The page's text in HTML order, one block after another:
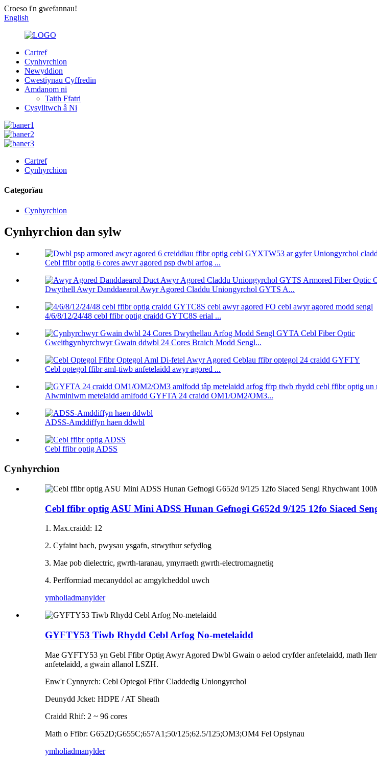
Croeso i'n gwefannau!
English
Cartref
Cynhyrchion
Newyddion
Cwestiynau Cyffredin
Amdanom ni
Taith Ffatri
Cysylltwch â Ni
Cartref
Cynhyrchion
Categorïau
Cynhyrchion
Cynhyrchion dan sylw
Cebl ffibr optig 6 cores awyr agored psp dwbl arfog ...
Dwythell Awyr Danddaearol Awyr Agored Claddu Uniongyrchol GYTS A...
4/6/8/12/24/48 cebl ffibr optig craidd GYTC8S erial ...
Gweithgynhyrchwyr Gwain ddwbl 24 Cores Braich Modd Sengl...
Cebl optegol ffibr aml-tiwb anfetelaidd awyr agored ...
Alwminiwm metelaidd amlfodd GYFTA 24 craidd OM1/OM2/OM3...
ADSS-Amddiffyn haen ddwbl
Cebl ffibr optig ADSS
Cynhyrchion
Cebl ffibr optig ASU Mini ADSS Hunan Gefnogi G652d 9/125 12fo Siaced
1. Max.craidd: 12
2. Cyfaint bach, pwysau ysgafn, strwythur sefydlog
3. Mae pob dielectric, gwrth-taranau, ymyrraeth gwrth-electromagnetig
4. Perfformiad mecanyddol ac amgylcheddol uwch
ymholiadmanylder
GYFTY53 Tiwb Rhydd Cebl Arfog No-metelaidd
Mae GYFTY53 yn Gebl Ffibr Optig Awyr Agored Dwbl Gwain o aelod cryfder anfetelaidd, math
anfetelaidd, a gwain allanol LSZH.
Enw'r Cynnyrch: Cebl Optegol Ffibr Claddedig Uniongyrchol
Deunydd Jcket: HDPE / AT Sheath
Craidd Rhif: 2 ~ 96 cores
Math o Ffibr: G652D;G655C;657A1;50/125;62.5/125;OM3;OM4 Fel Opsiynau
ymholiadmanylder